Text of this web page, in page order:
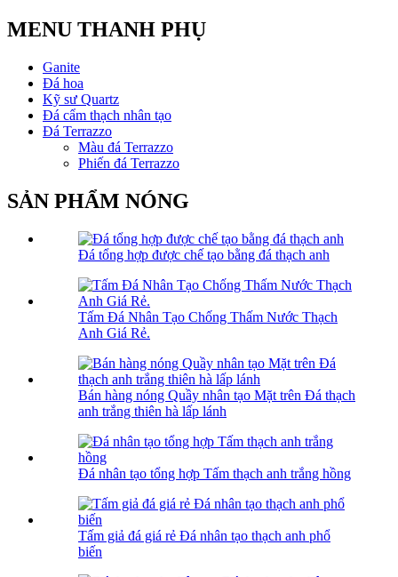
MENU THANH PHỤ
Ganite
Đá hoa
Kỹ sư Quartz
Đá cẩm thạch nhân tạo
Đá Terrazzo
Màu đá Terrazzo
Phiến đá Terrazzo
SẢN PHẨM NÓNG
Đá tổng hợp được chế tạo bằng đá thạch anh
Tấm Đá Nhân Tạo Chống Thấm Nước Thạch
Anh Giá Rẻ.
Bán hàng nóng Quầy nhân tạo Mặt trên Đá thạch
anh trắng thiên hà lấp lánh
Đá nhân tạo tổng hợp Tấm thạch anh trắng hồng
Tấm giả đá giá rẻ Đá nhân tạo thạch anh phổ
biến